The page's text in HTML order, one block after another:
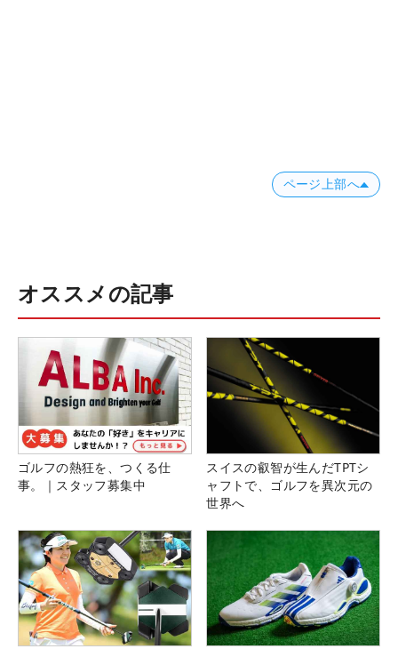
ページ上部へ
オススメの記事
ゴルフの熱狂を、つくる仕
事。｜スタッフ募集中
スイスの叡智が生んだTPTシ
ャフトで、ゴルフを異次元の
世界へ